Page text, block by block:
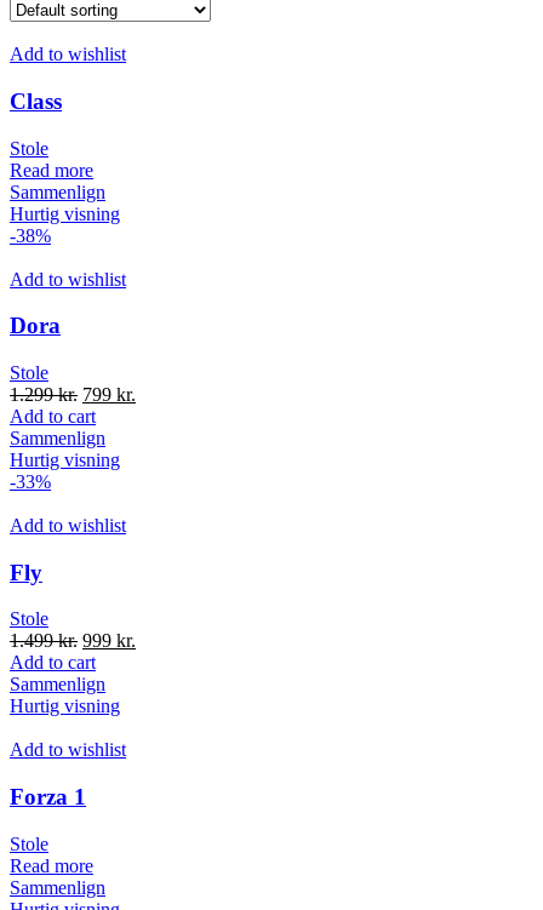
Add to wishlist
Class
Stole
Read more
Sammenlign
Hurtig visning
-38%
Add to wishlist
Dora
Stole
1.299kr. 799 kr.
Add to cart
Sammenlign
Hurtig visning
-33%
Add to wishlist
Fly
Stole
1.499kr. 999 kr.
Add to cart
Sammenlign
Hurtig visning
Add to wishlist
Forza 1
Stole
Read more
Sammenlign